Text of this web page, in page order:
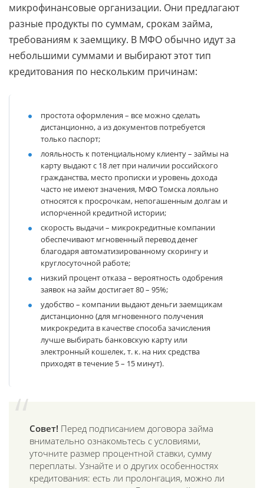
микрофинансовые организации. Они предлагают
разные продукты по суммам, срокам займа,
требованиям к заемщику. В МФО обычно идут за
небольшими суммами и выбирают этот тип
кредитования по нескольким причинам:
простота оформления – все можно сделать
дистанционно, а из документов потребуется
только паспорт;
лояльность к потенциальному клиенту– займы на
карту выдают с 18 лет при наличии российского
гражданства, место прописки и уровень дохода
часто не имеют значения, МФО Томска лояльно
относятся к просрочкам, непогашенным долгам и
испорченной кредитной истории;
скорость выдачи– микрокредитные компании
обеспечивают мгновенный перевод денег
благодаря автоматизированному скорингу и
круглосуточной работе;
низкий процент отказа– вероятность одобрения
заявок на займ достигает 80 – 95%;
удобство – компании выдают деньги заемщикам
дистанционно (для мгновенного получения
микрокредита в качестве способа зачисления
лучше выбирать банковскую карту или
электронный кошелек, т. к. на них средства
приходят в течение 5 – 15 минут).
Совет! Перед подписанием договора займа
внимательно ознакомьтесь с условиями,
уточните размер процентной ставки, сумму
переплаты. Узнайте и о других особенностях
кредитования: есть ли пролонгация, можно ли